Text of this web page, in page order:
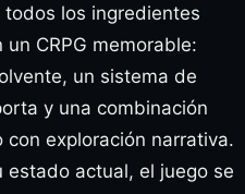
los ingredientes
CRPG memorable:
un sistema de
y una combinación
exploración narrativa.
estado actual, el juego se